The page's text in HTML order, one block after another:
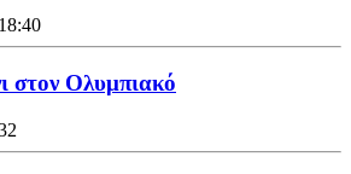
στον Ολυμπιακό